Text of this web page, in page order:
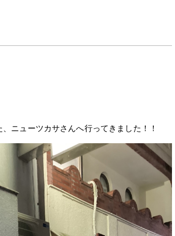
ニューツカサさんへ行ってきました！！